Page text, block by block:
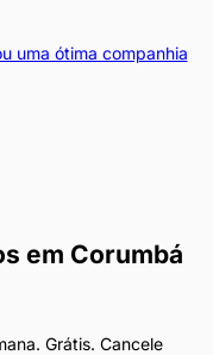
uma ótima companhia
em Corumbá
Grátis. Cancele